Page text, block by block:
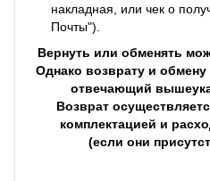
накладная, или чек о
Почты").
Вернуть или обменять
Однако возврату и
отвечающий
Возврат
комплектацией и
(если они